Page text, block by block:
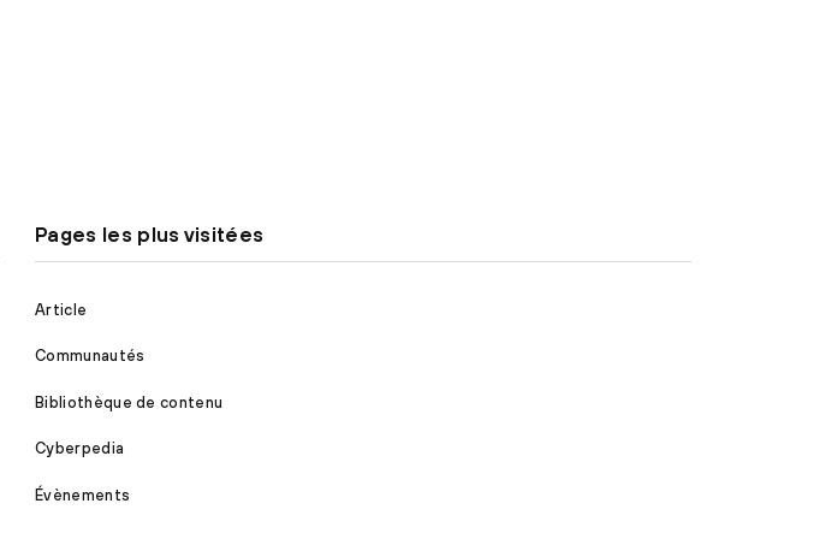
Pages les plus visitées
Article
Communautés
Bibliothèque de contenu
Cyberpedia
Évènements